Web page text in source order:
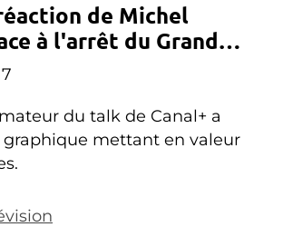
de Michel
à l'arrêt du Grand
du talk de Canal+ a
mettant en valeur